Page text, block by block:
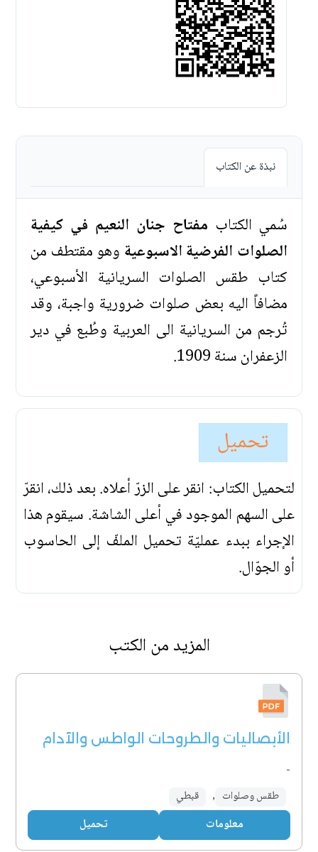
نبذة عن الكتاب
سُمي الكتاب مفتاح جنان النعيم في كيفية
الصلوات الفرضية الاسبوعية وهو مقتطف من
كتاب طقس الصلوات السريانية الأسبوعي،
مضافاً اليه بعض صلوات ضرورية واجبة، وقد
تُرجم من السريانية الى العربية وطُبع في دير
الزعفران سنة 1909.
تحميل
لتحميل الكتاب: انقر على الزرّ أعلاه. بعد ذلك، انقرّ
على السهم الموجود في أعلى الشاشة. سيقوم هذا
الإجراء ببدء عمليّة تحميل الملفّ إلى الحاسوب
أو الجوّال.
المزيد من الكتب
الأبصاليات والطروحات الواطس والآدام
-
طقس وصلوات , قبطي
معلومات تحميل